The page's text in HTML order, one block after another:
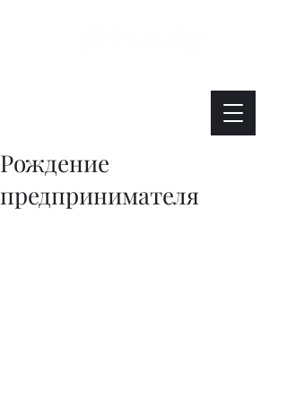
Рождение
предпринимателя